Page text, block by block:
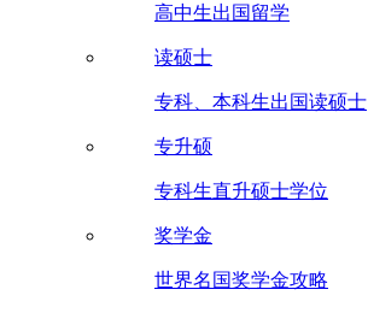
高中生出国留学
读硕士
专科、本科生出国读硕士
专升硕
专科生直升硕士学位
奖学金
世界名国奖学金攻略